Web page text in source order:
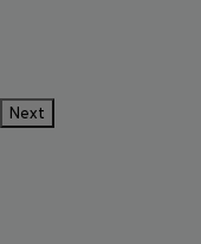
Next